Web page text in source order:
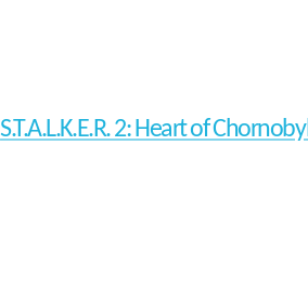
S.T.A.L.K.E.R. 2: Heart of Chornobyl